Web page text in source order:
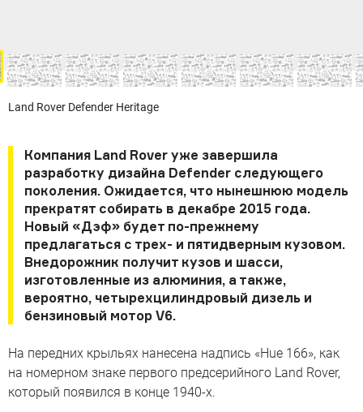
Land Rover Defender Heritage
Компания Land Rover уже завершила
разработку дизайна Defender следующего
поколения. Ожидается, что нынешнюю модель
прекратят собирать в декабре 2015 года.
Новый «Дэф» будет по-прежнему
предлагаться с трех- и пятидверным кузовом.
Внедорожник получит кузов и шасси,
изготовленные из алюминия, а также,
вероятно, четырехцилиндровый дизель и
бензиновый мотор V6.
На передних крыльях нанесена надпись «Hue 166», как
на номерном знаке первого предсерийного Land Rover,
который появился в конце 1940-х.